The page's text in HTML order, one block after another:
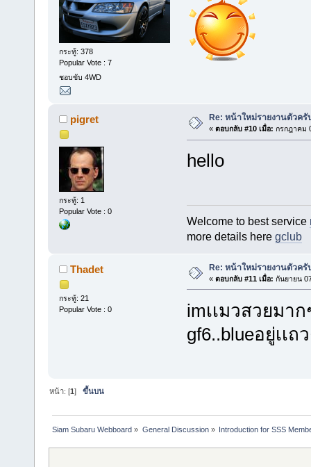
กระทู้: 378
Popular Vote : 7
ชอบขับ 4WD
pigret
กระทู้: 1
Popular Vote : 0
Re: หน้าใหม่รายงานตัวครั
« ตอบกลับ #10 เมื่อ: กรกฎาคม
hello
Welcome to best service
more details here gclub
Thadet
กระทู้: 21
Popular Vote : 0
Re: หน้าใหม่รายงานตัวครั
« ตอบกลับ #11 เมื่อ: กันยายน
imเเมวสวยมา
gf6..blueอยู่เเ
หน้า: [1]ขึ้นบน
Siam Subaru Webboard » General Discussion» Introduction for SSS